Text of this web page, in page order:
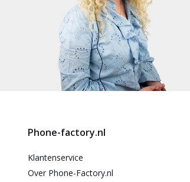
Phone-factory.nl
Klantenservice
Over Phone-Factory.nl